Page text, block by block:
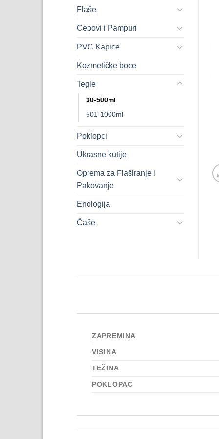
Flaše
Čepovi i Pampuri
PVC Kapice
Kozmetičke boce
Tegle
30-500ml
501-1000ml
Poklopci
Ukrasne kutije
Oprema za Flaširanje i
Pakovanje
Enologija
Čaše
ZAPREMINA
VISINA
TEŽINA
POKLOPAC